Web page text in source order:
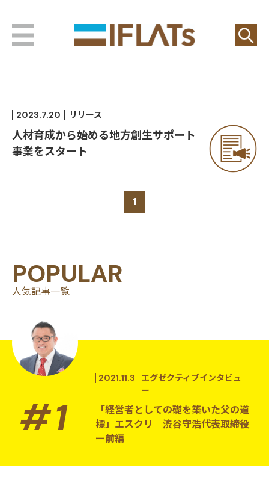
人材育成から始める地方創生サポート
事業をスタート
リリース
2023.7.20
1
POPULAR
人気記事一覧
「経営者としての礎を築いた父の道
標」エスクリ 渋谷守浩代表取締役
ー前編
エグゼクティブインタビュ
ー
2021.11.3